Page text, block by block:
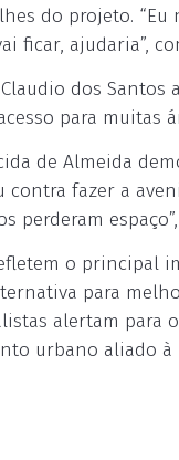
do projeto.
ficar, ajudaria”,
dos
para muitas
de Almeida
contra fazer a
perderam
o principal
para
alertam para
urbano aliado à